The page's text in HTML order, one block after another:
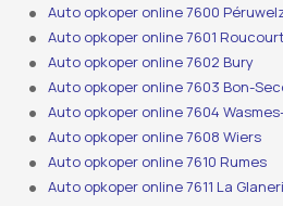
Auto opkoper online 7600
Auto opkoper online 7601 Roucourt
Auto opkoper online 7602 Bury
Auto opkoper online 7603 Bon-
Auto opkoper online 7604
Auto opkoper online 7608 Wiers
Auto opkoper online 7610 Rumes
Auto opkoper online 7611 La